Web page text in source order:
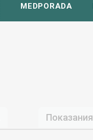
MEDPORADA
Показания